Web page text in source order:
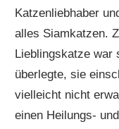
Katzenliebhaber
alles Siamkatzen.
Lieblingskatze war
überlegte, sie
vielleicht nicht
einen Heilungs-